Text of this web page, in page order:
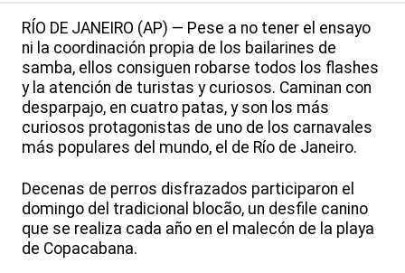
RÍO DE JANEIRO (AP) — Pese a no tener el ensayo
ni la coordinación propia de los bailarines de
samba, ellos consiguen robarse todos los flashes
y la atención de turistas y curiosos. Caminan con
desparpajo, en cuatro patas, y son los más
curiosos protagonistas de uno de los carnavales
más populares del mundo, el de Río de Janeiro.
Decenas de perros disfrazados participaron el
domingo del tradicional blocão, un desfile canino
que se realiza cada año en el malecón de la playa
de Copacabana.